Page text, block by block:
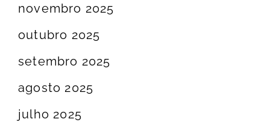
novembro 2025
outubro 2025
setembro 2025
agosto 2025
julho 2025